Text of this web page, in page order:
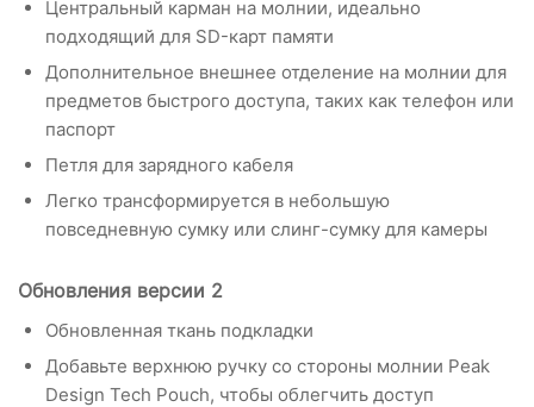
Центральный карман на молнии, идеально
подходящий для SD-карт памяти
Дополнительное внешнее отделение на молнии для
предметов быстрого доступа, таких как телефон или
паспорт
Петля для зарядного кабеля
Легко трансформируется в небольшую
повседневную сумку или слинг-сумку для камеры
Обновления версии 2
Обновленная ткань подкладки
Добавьте верхнюю ручку со стороны молнии Peak
Design Tech Pouch, чтобы облегчить доступ